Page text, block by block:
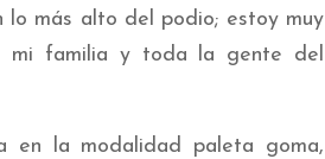
lo más alto del podio; estoy muy
mi familia y toda la gente del
en la modalidad paleta goma,